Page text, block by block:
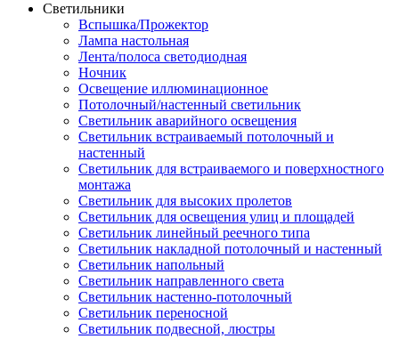
Светильники
Вспышка/Прожектор
Лампа настольная
Лента/полоса светодиодная
Ночник
Освещение иллюминационное
Потолочный/настенный светильник
Светильник аварийного освещения
Светильник встраиваемый потолочный и
настенный
Светильник для встраиваемого и поверхностного
монтажа
Светильник для высоких пролетов
Светильник для освещения улиц и площадей
Светильник линейный реечного типа
Светильник накладной потолочный и настенный
Светильник напольный
Светильник направленного света
Светильник настенно-потолочный
Светильник переносной
Светильник подвесной, люстры